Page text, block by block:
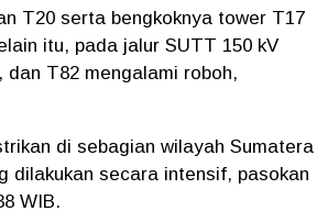
T20 serta bengkoknya tower T17
itu, pada jalur SUTT 150 kV
T82 mengalami roboh,
di sebagian wilayah Sumatera
dilakukan secara intensif, pasokan
WIB.